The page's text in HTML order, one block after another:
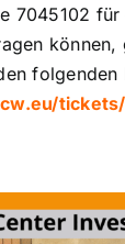
7045102
folgenden